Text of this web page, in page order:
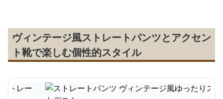
ヴィンテージ風ストレートパンツとアクセン
ト靴で楽しむ個性的スタイル